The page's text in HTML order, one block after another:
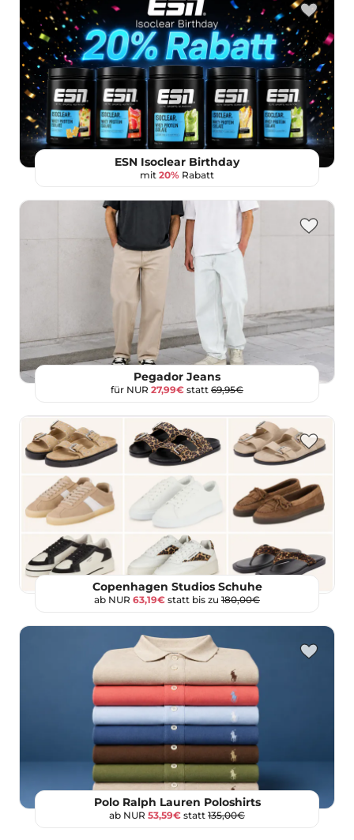
ESN Isoclear Birthday
mit 20% Rabatt
Pegador Jeans
für NUR 27,99€ statt 69,95€
Copenhagen Studios Schuhe
ab NUR 63,19€ statt bis zu 180,00€
Polo Ralph Lauren Poloshirts
ab NUR 53,59€ statt 135,00€